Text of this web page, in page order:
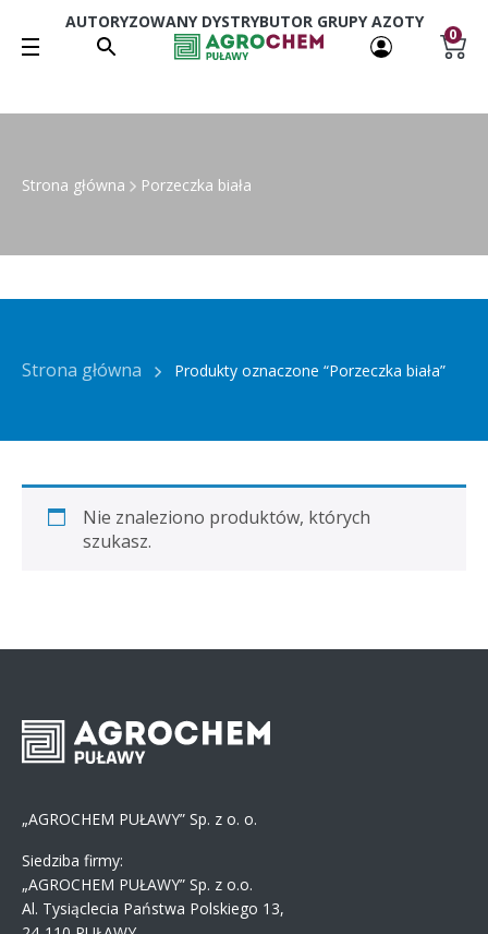
AUTORYZOWANY DYSTRYBUTOR GRUPY AZOTY
0
Strona główna Porzeczka biała
Strona główna Produkty oznaczone “Porzeczka biała”
Nie znaleziono produktów, których
szukasz.
„AGROCHEM PUŁAWY” Sp. z o. o.
Siedziba firmy:
„AGROCHEM PUŁAWY” Sp. z o.o.
Al. Tysiąclecia Państwa Polskiego 13,